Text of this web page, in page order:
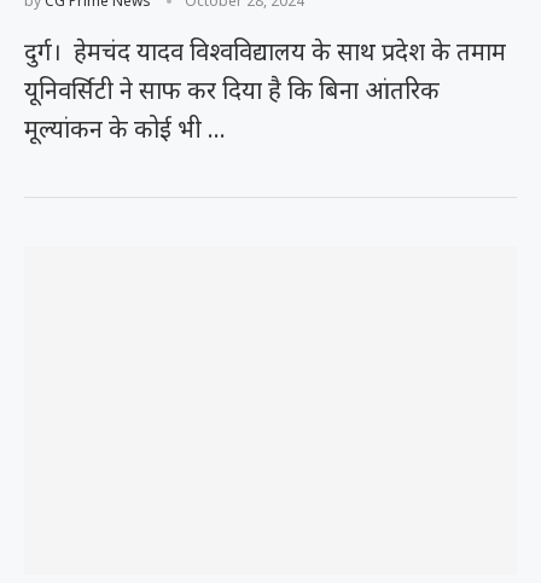
दुर्ग। हेमचंद यादव विश्वविद्यालय के साथ प्रदेश के तमाम
यूनिवर्सिटी ने साफ कर दिया है कि बिना आंतरिक
मूल्यांकन के कोई भी …